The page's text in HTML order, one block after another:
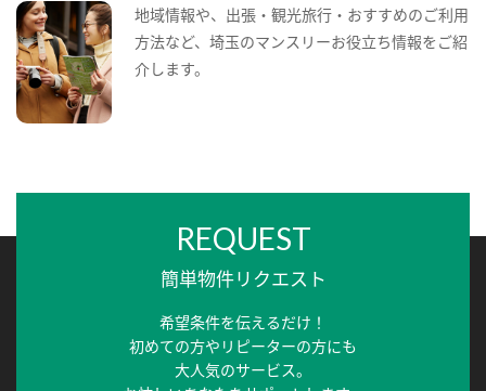
地域情報や、出張・観光旅行・おすすめのご利用
方法など、埼玉のマンスリーお役立ち情報をご紹
介します。
REQUEST
簡単物件リクエスト
希望条件を伝えるだけ！
初めての方やリピーターの方にも
大人気のサービス。